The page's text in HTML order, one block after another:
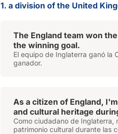
1. a division of the United
The England team won
the winning goal.
El equipo de Inglaterra ganó la
ganador.
As a citizen of England,
and cultural heritage
Como ciudadano de Inglaterra,
patrimonio cultural durante las